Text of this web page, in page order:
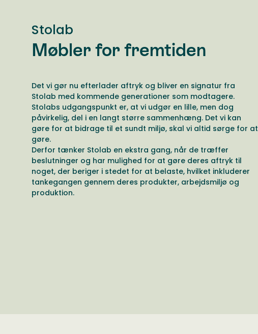
Stolab
Møbler for fremtiden
Det vi gør nu efterlader aftryk og bliver en signatur fra
Stolab med kommende generationer som modtagere.
Stolabs udgangspunkt er, at vi udgør en lille, men dog
påvirkelig, del i en langt større sammenhæng. Det vi kan
gøre for at bidrage til et sundt miljø, skal vi altid sørge for at
gøre.
Derfor tænker Stolab en ekstra gang, når de træffer
beslutninger og har mulighed for at gøre deres aftryk til
noget, der beriger i stedet for at belaste, hvilket inkluderer
tankegangen gennem deres produkter, arbejdsmiljø og
produktion.